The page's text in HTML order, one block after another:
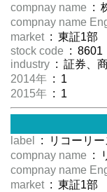
compnay name :
compnay name
market : 東証1部
stock code : 8601
industry : 証券、
2014年 : 1
2015年 : 1
label
: リコーリー
compnay name :
compnay name
market : 東証1部